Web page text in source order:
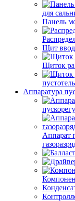
для
Панель
Щит
Щиток
Аппаратура
Аппарат